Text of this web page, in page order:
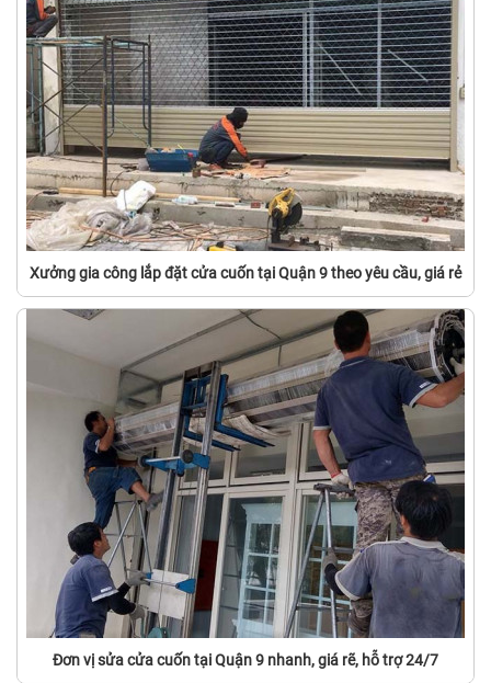
Xưởng gia công lắp đặt cửa cuốn tại Quận 9 theo yêu cầu, giá rẻ
Đơn vị sửa cửa cuốn tại Quận 9 nhanh, giá rẽ, hỗ trợ 24/7